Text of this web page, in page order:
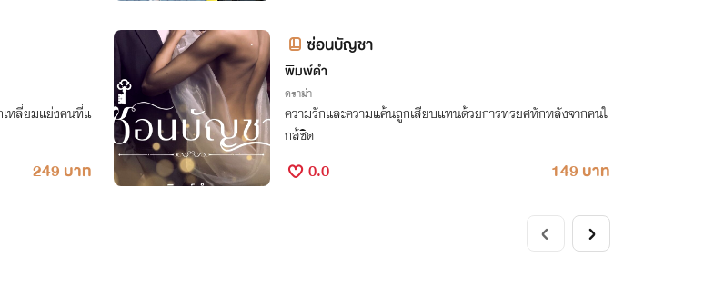
หลี่ยมแย่งคนที่แ
249 บาท
ซ่อนบัญชา
พิมพ์ดำ
ดราม่า
ความรักและความแค้นถูกเสียบแทนด้วยการทรยศหักหลังจากคนใ
กล้ชิด
0.0 149 บาท